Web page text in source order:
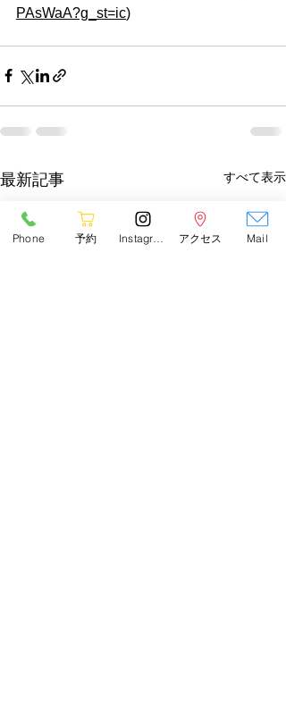
PAsWaA?g_st=ic)
最新記事 すべて表示
Phone 予約 アクセス Mail